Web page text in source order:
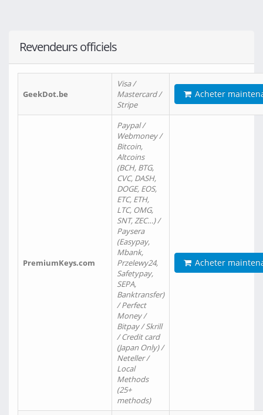
Revendeurs officiels
GeekDot.be
Visa /
Mastercard /
Stripe
Acheter
PremiumKeys.com
Paypal /
Webmoney /
Bitcoin,
Altcoins
(BCH, BTG,
CVC, DASH,
DOGE, EOS,
ETC, ETH,
LTC, OMG,
SNT, ZEC…) /
Paysera
(Easypay,
Mbank,
Przelewy24,
Safetypay,
SEPA,
Banktransfer)
/ Perfect
Money /
Bitpay / Skrill
/ Credit card
(Japan Only) /
Neteller /
Local
Methods
(25+
methods)
Acheter